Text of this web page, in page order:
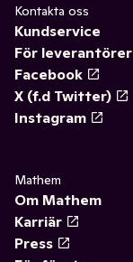
Kontakta oss
Kundservice
För leverantörer
Facebook
X (f.d Twitter)
Instagram
Mathem
Om Mathem
Karriär
Press